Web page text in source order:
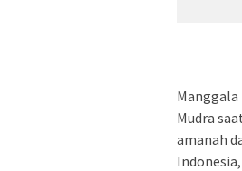
Manggala
Mudra
amanah